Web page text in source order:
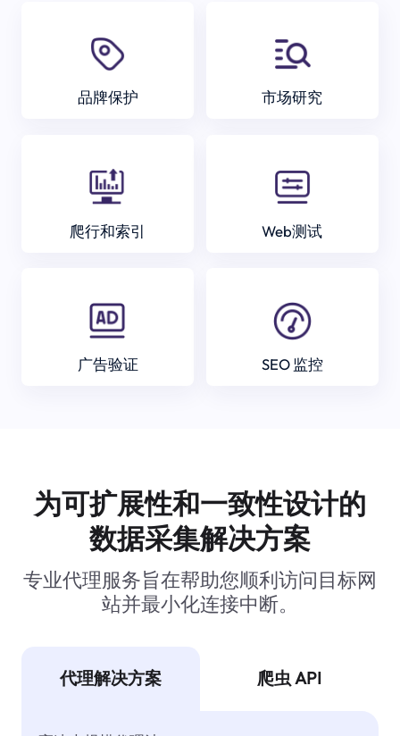
品牌保护 市场研究
爬行和索引 Web测试
广告验证 SEO 监控
为可扩展性和一致性设计的
数据采集解决方案
专业代理服务旨在帮助您顺利访问目标网
站并最小化连接中断。
代理解决方案 爬虫 API